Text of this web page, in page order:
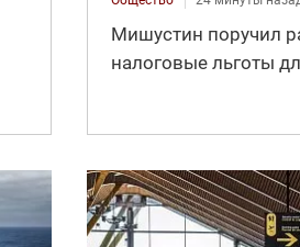
Мишустин поручил
налоговые льготы